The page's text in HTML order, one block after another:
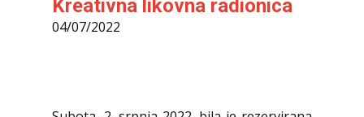
Kreativna likovna radionica
04/07/2022